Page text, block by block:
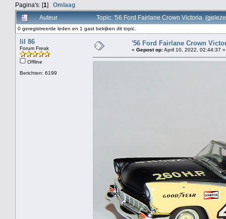
Pagina's: [1] Omlaag
Auteur
Topic: '56 Ford Fairlane Crown Victoria
0 geregistreerde leden en 1 gast bekijken dit topic.
lil 86
Forum Freak
Offline
Berichten: 6199
'56 Ford Fairlane Crown
« Gepost op:April 10, 2022, 02:44:37 »